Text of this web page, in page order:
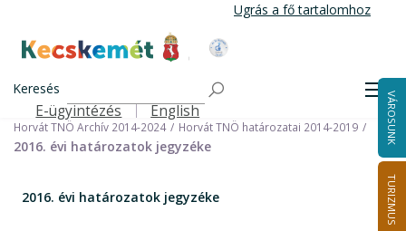
tartalomra
Ugrás a fő tartalomhoz
Kecskemét Város Honlapja
Keresés
Felső navigáció
E-ügyintézés English VÁROSUNK
TURIZMUS
Önkormányzat
Nemzetiségi Önkormányzatok
Horvát Települési Nemzetiségi Önkormányzat
Horvát TNÖ Archív 2014-2024
Horvát TNÖ határozatai 2014-2019
2016. évi határozatok jegyzéke
2016. évi határozatok jegyzéke